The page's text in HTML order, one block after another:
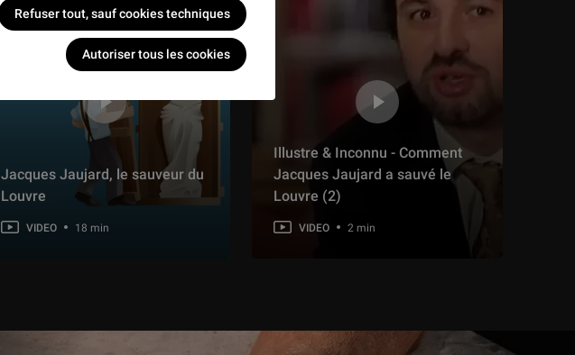
Refuser tout, sauf cookies techniques
Autoriser tous les cookies
Jacques Jaujard, le sauveur du
Louvre
VIDEO 18 min
Illustre & Inconnu - Comment
Jacques Jaujard a sauvé le
Louvre (2)
VIDEO 2 min